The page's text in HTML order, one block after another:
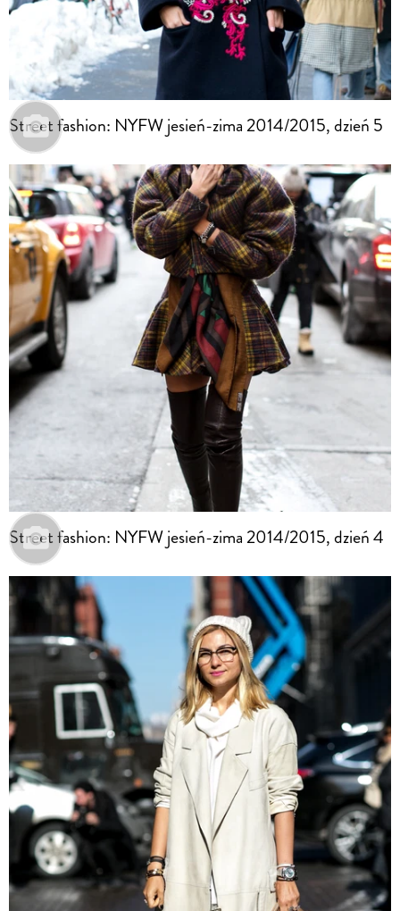
Street fashion: NYFW jesień-zima 2014/2015, dzień 5
Street fashion: NYFW jesień-zima 2014/2015, dzień 4